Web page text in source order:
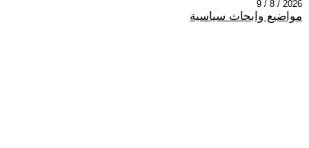
2026 / 8 / 9
مواضيع وابحاث سياسية